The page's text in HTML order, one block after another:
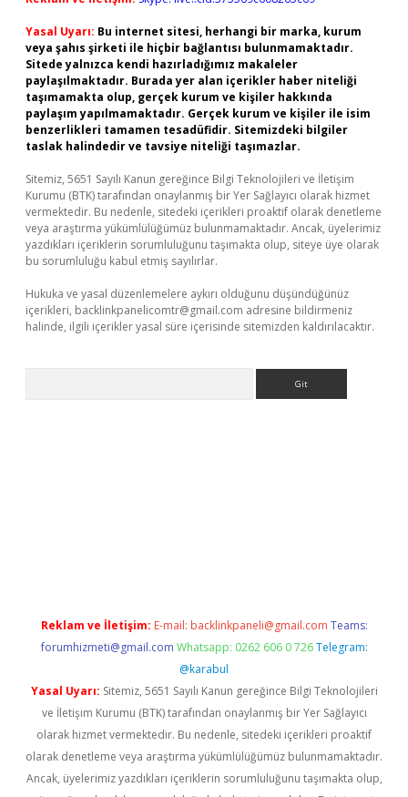
Yasal Uyarı: Bu internet sitesi, herhangi bir marka, kurum
veya şahıs şirketi ile hiçbir bağlantısı bulunmamaktadır.
Sitede yalnızca kendi hazırladığımız makaleler
paylaşılmaktadır. Burada yer alan içerikler haber niteliği
taşımamakta olup, gerçek kurum ve kişiler hakkında
paylaşım yapılmamaktadır. Gerçek kurum ve kişiler ile isim
benzerlikleri tamamen tesadüfidir. Sitemizdeki bilgiler
taslak halindedir ve tavsiye niteliği taşımazlar.
Sitemiz, 5651 Sayılı Kanun gereğince Bilgi Teknolojileri ve İletişim
Kurumu (BTK) tarafından onaylanmış bir Yer Sağlayıcı olarak hizmet
vermektedir. Bu nedenle, sitedeki içerikleri proaktif olarak denetleme
veya araştırma yükümlülüğümüz bulunmamaktadır. Ancak, üyelerimiz
yazdıkları içeriklerin sorumluluğunu taşımakta olup, siteye üye olarak
bu sorumluluğu kabul etmiş sayılırlar.
Hukuka ve yasal düzenlemelere aykırı olduğunu düşündüğünüz
içerikleri, backlinkpanelicomtr@gmail.com adresine bildirmeniz
halinde, ilgili içerikler yasal süre içerisinde sitemizden kaldırılacaktır.
Reklam ve İletişim: E-mail: backlinkpaneli@gmail.com Teams:
forumhizmeti@gmail.com Whatsapp: 0262 606 0 726 Telegram:
@karabul
Yasal Uyarı: Sitemiz, 5651 Sayılı Kanun gereğince Bilgi Teknolojileri
ve İletişim Kurumu (BTK) tarafından onaylanmış bir Yer Sağlayıcı
olarak hizmet vermektedir. Bu nedenle, sitedeki içerikleri proaktif
olarak denetleme veya araştırma yükümlülüğümüz bulunmamaktadır.
Ancak, üyelerimiz yazdıkları içeriklerin sorumluluğunu taşımakta olup,